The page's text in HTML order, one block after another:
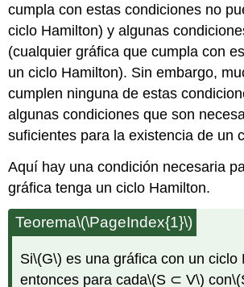
cumpla con estas condiciones no
ciclo Hamilton) y algunas
(cualquier gráfica que cumpla con
un ciclo Hamilton). Sin embargo,
cumplen ninguna de estas
algunas condiciones que son
suficientes para la existencia de un
Aquí hay una condición necesaria
gráfica tenga un ciclo Hamilton.
Teorema\(\PageIndex{1}\)
Si\(G\) es una gráfica con un ciclo
entonces para cada\(S ⊂ V\) con